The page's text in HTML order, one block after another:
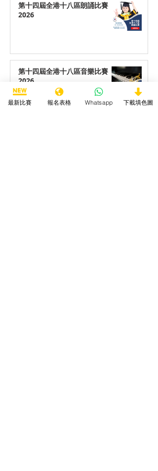
第十四屆全港十八區朗誦比賽
2026
第十四屆全港十八區音樂比賽
2026
最新比賽 報名表格 Whatsapp 下載填色圖